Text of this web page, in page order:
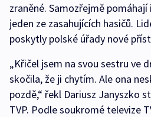
zraněné. Samozřejmě
jeden ze zasahujících hasičů.
poskytly polské úřady nové
„Křičel jsem na svou sestru ve
skočila, že ji chytím. Ale ona
pozdě,“ řekl Dariusz Janyszko
TVP. Podle soukromé televize